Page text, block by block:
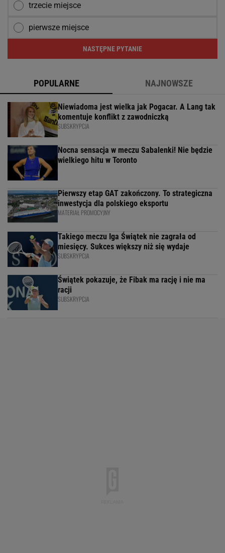
trzecie miejsce
pierwsze miejsce
NASTĘPNE PYTANIE
POPULARNE NAJNOWSZE
Niewiadoma jest wielka jak Pogacar. A Lang tak
komentuje konflikt z zawodniczką
SUBSKRYPCJA
Nocna sensacja w meczu Sabalenki! Nie będzie
wielkiego hitu w Toronto
Pierwszy etap GAT zakończony. To strategiczna
inwestycja dla polskiego eksportu
MATERIAŁ PROMOCYJNY
Takiego meczu Iga Świątek nie zagrała od
miesięcy. Sukces większy niż się wydaje
SUBSKRYPCJA
Świątek pokazuje, że Fibak ma rację i nie ma
racji
SUBSKRYPCJA